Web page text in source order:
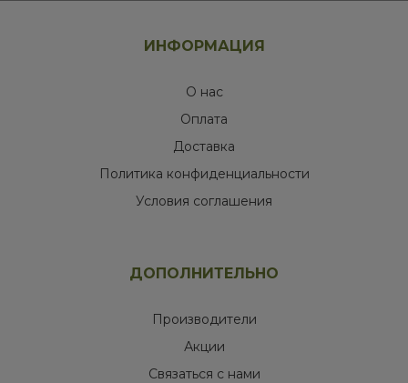
ИНФОРМАЦИЯ
О нас
Оплата
Доставка
Политика конфиденциальности
Условия соглашения
ДОПОЛНИТЕЛЬНО
Производители
Акции
Связаться с нами